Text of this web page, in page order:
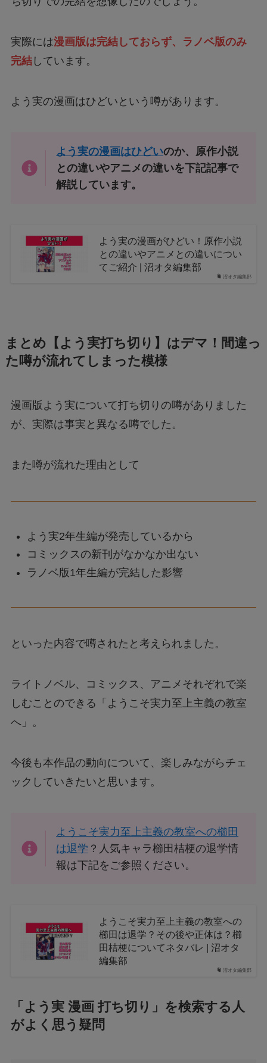
実際には漫画版は完結しておらず、ラノベ版のみ
完結しています。
よう実の漫画はひどいという噂があります。
よう実の漫画はひどいのか、原作小説
との違いやアニメの違いを下記記事で
解説しています。
沼オタ編集部
よう実の漫画がひどい！原作小説
との違いやアニメとの違いについ
てご紹介 | 沼オタ編集部
まとめ【よう実打ち切り】はデマ！間違っ
た噂が流れてしまった模様
漫画版よう実について打ち切りの噂がありました
が、実際は事実と異なる噂でした。
また噂が流れた理由として
よう実2年生編が発売しているから
コミックスの新刊がなかなか出ない
ラノベ版1年生編が完結した影響
といった内容で噂されたと考えられました。
ライトノベル、コミックス、アニメそれぞれで楽
しむことのできる「ようこそ実力至上主義の教室
へ」。
今後も本作品の動向について、楽しみながらチェ
ックしていきたいと思います。
ようこそ実力至上主義の教室への櫛田
は退学 ？人気キャラ櫛田桔梗の退学情
報は下記をご参照ください。
沼オタ編集部
ようこそ実力至上主義の教室への
櫛田は退学？その後や正体は？櫛
田桔梗についてネタバレ | 沼オタ
編集部
「よう実 漫画 打ち切り」を検索する人
がよく思う疑問